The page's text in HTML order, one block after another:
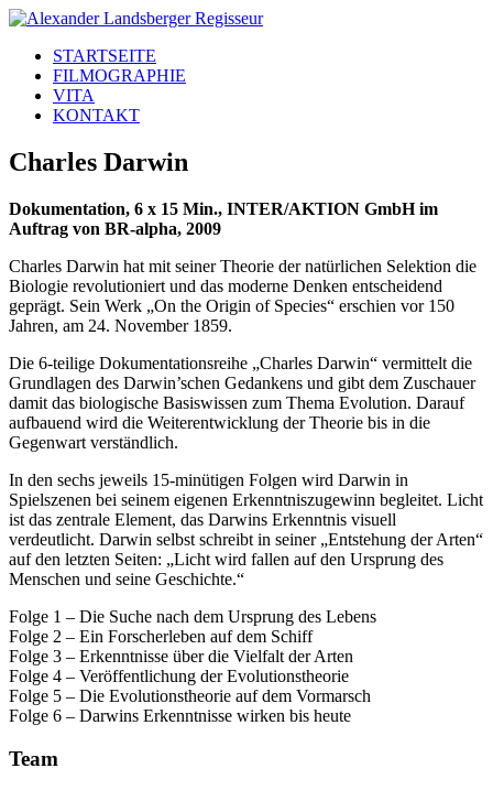
STARTSEITE
FILMOGRAPHIE
VITA
KONTAKT
Charles Darwin
Dokumentation, 6 x 15 Min., INTER/AKTION GmbH im
Auftrag von BR-alpha, 2009
Charles Darwin hat mit seiner Theorie der natürlichen Selektion die
Biologie revolutioniert und das moderne Denken entscheidend
geprägt. Sein Werk „On the Origin of Species“ erschien vor 150
Jahren, am 24. November 1859.
Die 6-teilige Dokumentationsreihe „Charles Darwin“ vermittelt die
Grundlagen des Darwin’schen Gedankens und gibt dem Zuschauer
damit das biologische Basiswissen zum Thema Evolution. Darauf
aufbauend wird die Weiterentwicklung der Theorie bis in die
Gegenwart verständlich.
In den sechs jeweils 15-minütigen Folgen wird Darwin in
Spielszenen bei seinem eigenen Erkenntniszugewinn begleitet. Licht
ist das zentrale Element, das Darwins Erkenntnis visuell
verdeutlicht. Darwin selbst schreibt in seiner „Entstehung der Arten“
auf den letzten Seiten: „Licht wird fallen auf den Ursprung des
Menschen und seine Geschichte.“
Folge 1 – Die Suche nach dem Ursprung des Lebens
Folge 2 – Ein Forscherleben auf dem Schiff
Folge 3 – Erkenntnisse über die Vielfalt der Arten
Folge 4 – Veröffentlichung der Evolutionstheorie
Folge 5 – Die Evolutionstheorie auf dem Vormarsch
Folge 6 – Darwins Erkenntnisse wirken bis heute
Team